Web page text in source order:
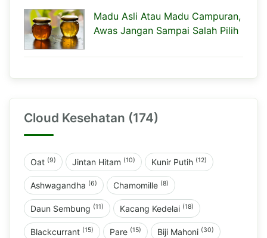
Madu Asli Atau Madu Campuran,
Awas Jangan Sampai Salah Pilih
Cloud Kesehatan (174)
Oat (9) Jintan Hitam (10) Kunir Putih (12)
Ashwagandha (6) Chamomille (8)
Daun Sembung (11) Kacang Kedelai (18)
Blackcurrant (15) Pare (15) Biji Mahoni (30)